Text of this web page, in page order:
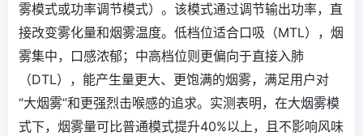
雾模式或功率调节模式）。该模式通过调节输出功率，直
接改变雾化量和烟雾温度。低档位适合口吸（MTL），烟
雾集中，口感浓郁；中高档位则更偏向于直接入肺
（DTL），能产生量更大、更饱满的烟雾，满足用户对
“大烟雾”和更强烈击喉感的追求。实测表明，在大烟雾模
式下，烟雾量可比普通模式提升40%以上，且不影响风味